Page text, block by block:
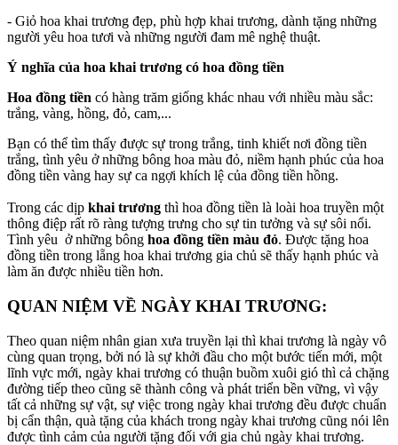
- Giỏ hoa khai trương đẹp, phù hợp khai trương, dành tặng những
người yêu hoa tươi và những người đam mê nghệ thuật.
Ý nghĩa của hoa khai trương có hoa đồng tiền
Hoa đồng tiền có hàng trăm giống khác nhau với nhiều màu sắc:
trắng, vàng, hồng, đỏ, cam,...
Bạn có thể tìm thấy được sự trong trắng, tinh khiết nơi đồng tiền
trắng, tình yêu ở những bông hoa màu đỏ, niềm hạnh phúc của hoa
đồng tiền vàng hay sự ca ngợi khích lệ của đồng tiền hồng.
Trong các dịp khai trương thì hoa đồng tiền là loài hoa truyền một
thông điệp rất rõ ràng tượng trưng cho sự tin tưởng và sự sôi nổi.
Tình yêu ở những bông hoa đồng tiền màu đỏ. Được tặng hoa
đồng tiền trong lẵng hoa khai trương gia chủ sẽ thấy hạnh phúc và
làm ăn được nhiều tiền hơn.
QUAN NIỆM VỀ NGÀY KHAI TRƯƠNG:
Theo quan niệm nhân gian xưa truyền lại thì khai trương là ngày vô
cùng quan trọng, bởi nó là sự khởi đầu cho một bước tiến mới, một
lĩnh vực mới, ngày khai trương có thuận buồm xuôi gió thì cả chặng
đường tiếp theo cũng sẽ thành công và phát triển bền vững, vì vậy
tất cả những sự vật, sự việc trong ngày khai trương đều được chuẩn
bị cẩn thận, quà tặng của khách trong ngày khai trương cũng nói lên
được tình cảm của người tặng đối với gia chủ ngày khai trương.